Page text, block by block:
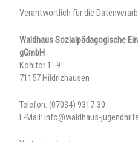
Verantwortlich für die
Waldhaus Sozialpädagogische
gGmbH
Kohltor 1–9
71157 Hildrizhausen
Telefon: (07034) 9317-30
E-Mail: info@waldhaus-